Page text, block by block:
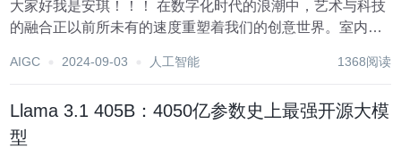
大家好我是安琪！！！ 在数字化时代的浪潮中，艺术与科技
的融合正以前所未有的速度重塑着我们的创意世界。室内设
领域，如今正被人工智能（AI）的浪潮深刻影响着。AI绘画
AIGC 2024-09-03 人工智能 1368阅读
Llama 3.1 405B：4050亿参数史上最强开源大模
型